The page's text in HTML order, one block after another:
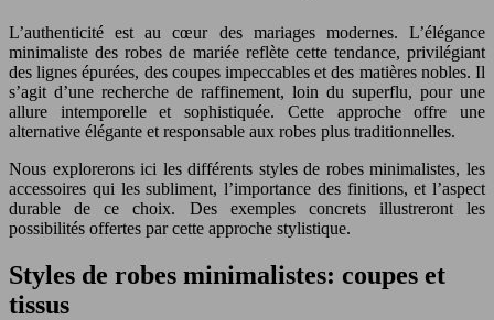
L’authenticité est au cœur des mariages modernes. L’élégance
minimaliste des robes de mariée reflète cette tendance, privilégiant
des lignes épurées, des coupes impeccables et des matières nobles. Il
s’agit d’une recherche de raffinement, loin du superflu, pour une
allure intemporelle et sophistiquée. Cette approche offre une
alternative élégante et responsable aux robes plus traditionnelles.
Nous explorerons ici les différents styles de robes minimalistes, les
accessoires qui les subliment, l’importance des finitions, et l’aspect
durable de ce choix. Des exemples concrets illustreront les
possibilités offertes par cette approche stylistique.
Styles de robes minimalistes: coupes et
tissus